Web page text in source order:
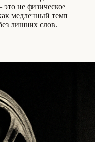
не физическое
медленный темп
лишних слов.